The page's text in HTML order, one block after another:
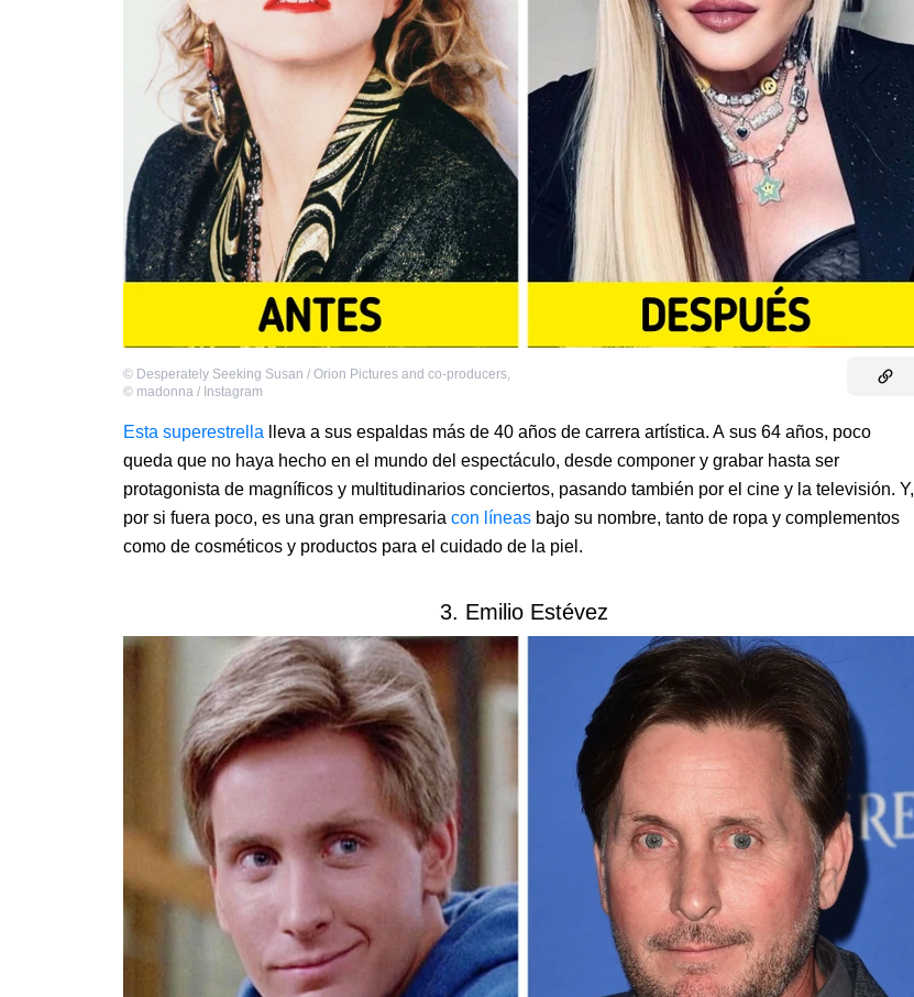
© Desperately Seeking Susan / Orion Pictures and co-producers,
© madonna / Instagram
Esta superestrella lleva a sus espaldas más de 40 años de carrera artística. A sus 64 años, poco
queda que no haya hecho en el mundo del espectáculo, desde componer y grabar hasta ser
protagonista de magníficos y multitudinarios conciertos, pasando también por el cine y la televisión. Y,
por si fuera poco, es una gran empresaria con líneas bajo su nombre, tanto de ropa y complementos
como de cosméticos y productos para el cuidado de la piel.
3. Emilio Estévez